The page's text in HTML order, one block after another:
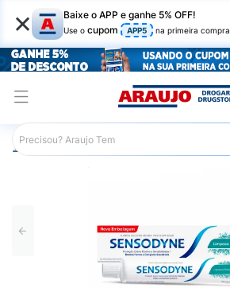
× Baixe o APP e ganhe 5% OFF!
Use o cupom APP5 na primeira compra
Araujo Higiene Pessoal